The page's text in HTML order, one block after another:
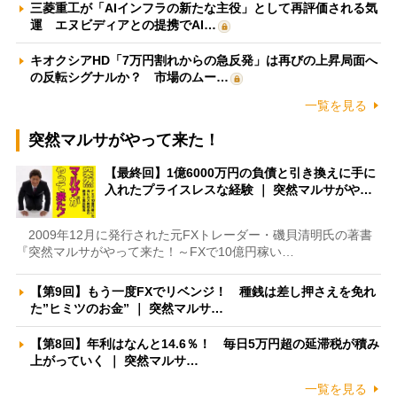
三菱重工が「AIインフラの新たな主役」として再評価される気
運 エヌビディアとの提携でAI…
キオクシアHD「7万円割れからの急反発」は再びの上昇局面へ
の反転シグナルか？ 市場のムー…
一覧を見る
突然マルサがやって来た！
【最終回】1億6000万円の負債と引き換えに手に
入れたプライスレスな経験 ｜ 突然マルサがや…
2009年12月に発行された元FXトレーダー・磯貝清明氏の著書
『突然マルサがやって来た！～FXで10億円稼い…
【第9回】もう一度FXでリベンジ！ 種銭は差し押さえを免れ
た”ヒミツのお金” ｜ 突然マルサ…
【第8回】年利はなんと14.6％！ 毎日5万円超の延滞税が積み
上がっていく ｜ 突然マルサ…
一覧を見る